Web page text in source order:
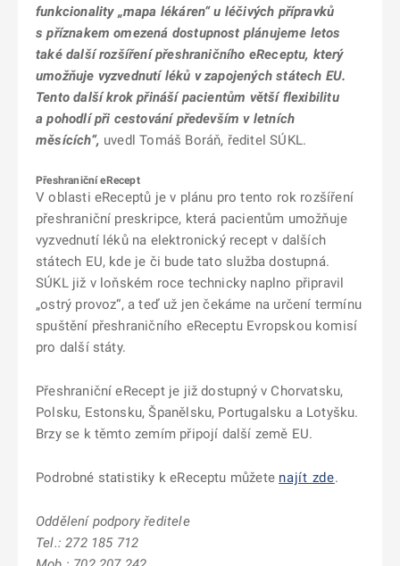
funkcionality „mapa lékáren“ u léčivých přípravků
s příznakem omezená dostupnost plánujeme letos
také další rozšíření přeshraničního eReceptu, který
umožňuje vyzvednutí léků v zapojených státech EU.
Tento další krok přináší pacientům větší flexibilitu
a pohodlí při cestování především v letních
měsících“, uvedl Tomáš Boráň, ředitel SÚKL.
Přeshraniční eRecept
V oblasti eReceptů je v plánu pro tento rok rozšíření
přeshraniční preskripce, která pacientům umožňuje
vyzvednutí léků na elektronický recept v dalších
státech EU, kde je či bude tato služba dostupná.
SÚKL již v loňském roce technicky naplno připravil
„ostrý provoz“, a teď už jen čekáme na určení termínu
spuštění přeshraničního eReceptu Evropskou komisí
pro další státy.
Přeshraniční eRecept je již dostupný v Chorvatsku,
Polsku, Estonsku, Španělsku, Portugalsku a Lotyšku.
Brzy se k těmto zemím připojí další země EU.
Podrobné statistiky k eReceptu můžete najít zde.
Oddělení podpory ředitele
Tel.: 272 185 712